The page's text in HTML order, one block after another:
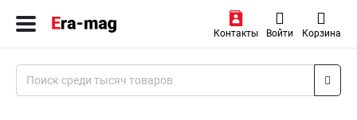
Контакты Войти Корзина